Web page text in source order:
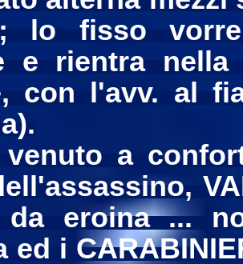
lo fisso
e rientra nella
con l'avv. al
venuto a
da eroina ...
ed i